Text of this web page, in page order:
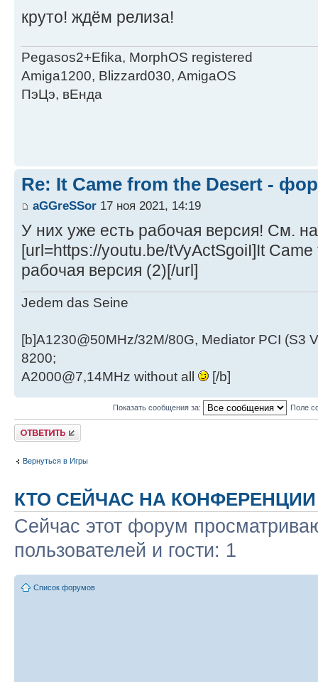
круто! ждём релиза!
Pegasos2+Efika, MorphOS registered
Amiga1200, Blizzard030, AmigaOS
ПэЦэ, вЕнда
Re: It Came from the Desert -
aGGreSSor 17 ноя 2021, 14:19
У них уже есть рабочая версия! См.
[url=https://youtu.be/tVyActSgoiI]It
рабочая версия (2)[/url]
Jedem das Seine
[b]A1230@50MHz/32M/80G, Mediator PCI (S3
8200;
A2000@7,14MHz without all
[/b]
Показать сообщения за: Поле
Ответить
Вернуться в Игры
КТО СЕЙЧАС НА КОНФЕРЕНЦИИ
Сейчас этот форум
пользователей и гости: 1
Список форумов